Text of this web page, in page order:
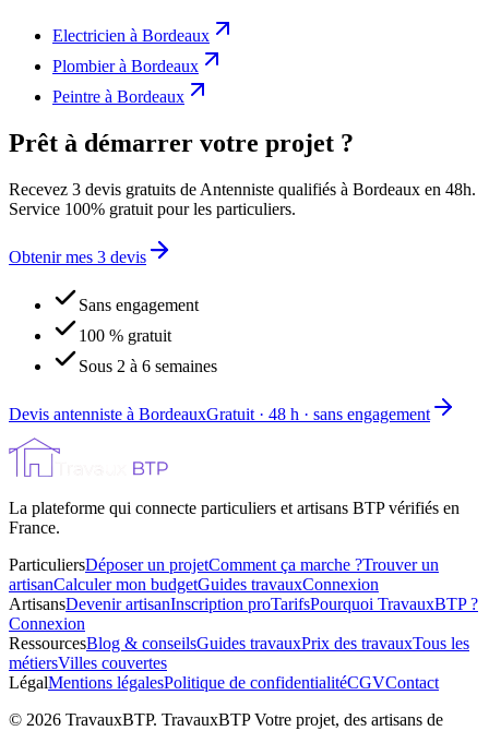
Electricien à Bordeaux
Plombierà Bordeaux
Peintre à Bordeaux
Prêt à démarrer votre projet ?
Recevez 3 devis gratuits de Antenniste qualifiés à Bordeaux en 48h.
Service 100% gratuit pour les particuliers.
Obtenir mes 3 devis
Sans engagement
100 % gratuit
Sous 2 à 6 semaines
Devis antenniste à BordeauxGratuit · 48 h · sans engagement
La plateforme qui connecte particuliers et artisans BTP vérifiés en
France.
ParticuliersDéposer un projetComment ça marche ?Trouver un
artisanCalculer mon budgetGuides travauxConnexion
ArtisansDevenir artisanInscription proTarifsPourquoi TravauxBTP ?
Connexion
RessourcesBlog & conseilsGuides travauxPrix des travauxTous les
métiersVilles couvertes
LégalMentions légalesPolitique de confidentialitéCGVContact
© 2026 TravauxBTP. TravauxBTP Votre projet, des artisans de